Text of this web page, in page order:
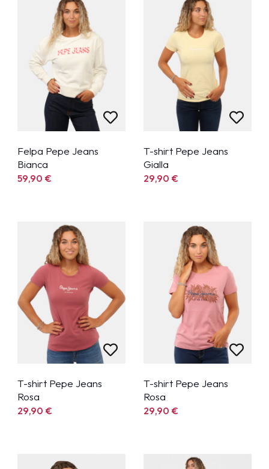
Felpa Pepe Jeans
Bianca
59,90€
T-shirt Pepe Jeans
Gialla
29,90€
T-shirt Pepe Jeans
Rosa
29,90€
T-shirt Pepe Jeans
Rosa
29,90€